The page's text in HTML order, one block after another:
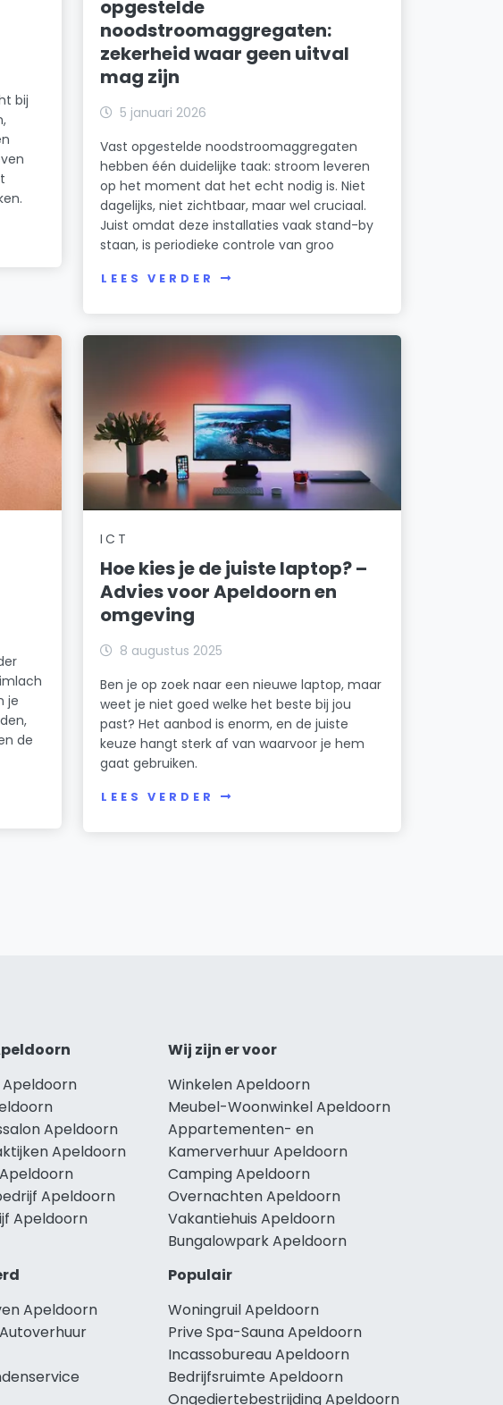
bij
opgestelde
noodstroomaggregaten:
zekerheid waar geen uitval
mag zijn
5 januari 2026
Vast opgestelde noodstroomaggregaten
hebben één duidelijke taak: stroom leveren
op het moment dat het echt nodig is. Niet
dagelijks, niet zichtbaar, maar wel cruciaal.
Juist omdat deze installaties vaak stand-by
staan, is periodieke controle van groo
LEES VERDER
je
de
ICT
Hoe kies je de juiste laptop? –
Advies voor Apeldoorn en
omgeving
8 augustus 2025
Ben je op zoek naar een nieuwe laptop, maar
weet je niet goed welke het beste bij jou
past? Het aanbod is enorm, en de juiste
keuze hangt sterk af van waarvoor je hem
gaat gebruiken.
LEES VERDER
Apeldoorn
Apeldoorn
Apeldoorn
Apeldoorn
Wij zijn er voor
Winkelen Apeldoorn
Meubel-Woonwinkel Apeldoorn
Appartementen- en
Kamerverhuur Apeldoorn
Camping Apeldoorn
Overnachten Apeldoorn
Vakantiehuis Apeldoorn
Bungalowpark Apeldoorn
Apeldoorn
Populair
Woningruil Apeldoorn
Prive Spa-Sauna Apeldoorn
Incassobureau Apeldoorn
Bedrijfsruimte Apeldoorn
Ongediertebestrijding Apeldoorn